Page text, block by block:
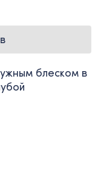
блеском в